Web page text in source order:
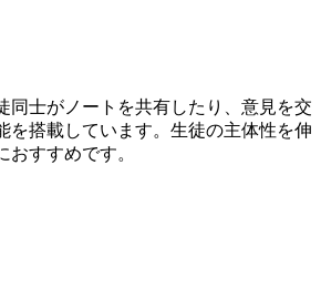
同士がノートを共有したり、意見を交
を搭載しています。生徒の主体性を伸
おすすめです。